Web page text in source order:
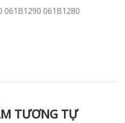
061B1290 061B1280
TƯƠNG TỰ